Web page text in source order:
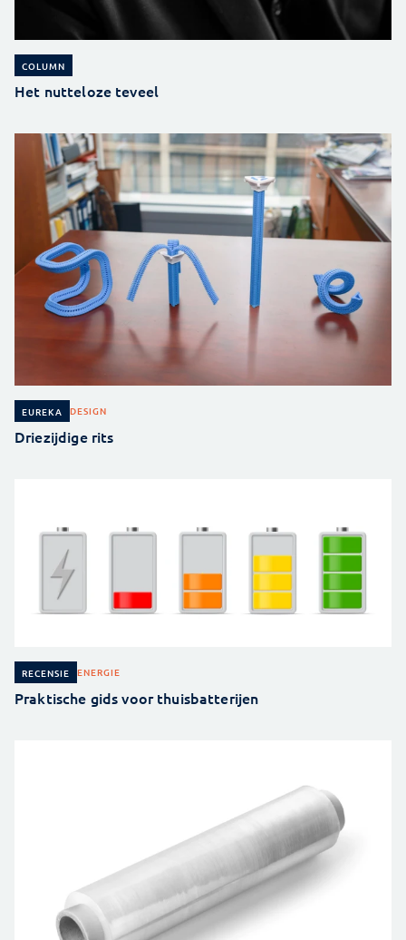
COLUMN
Het nutteloze teveel
EUREKA DESIGN
Driezijdige rits
RECENSIE ENERGIE
Praktische gids voor thuisbatterijen